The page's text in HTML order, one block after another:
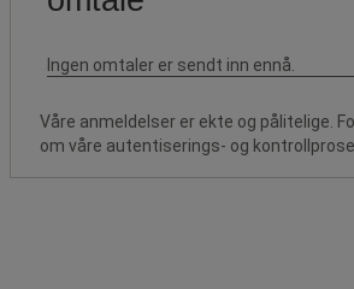
Våre anmeldelser er ekte og pålitelige.
om våre autentiserings- og